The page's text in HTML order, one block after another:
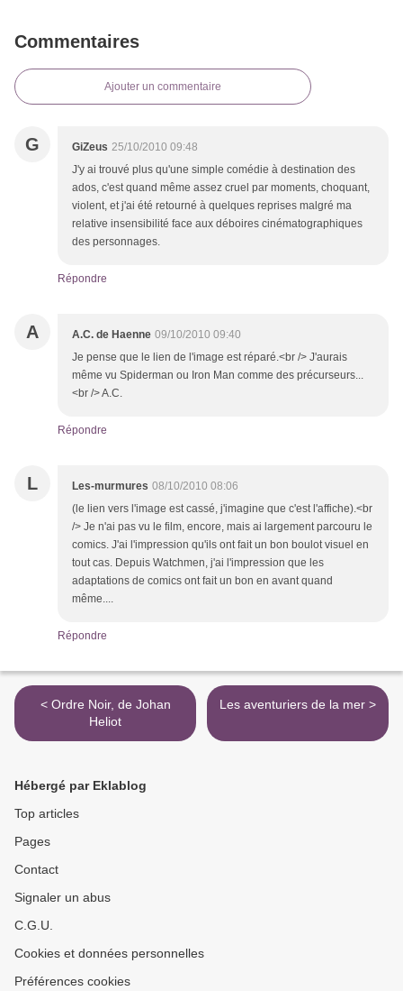
Commentaires
Ajouter un commentaire
G GiZeus 25/10/2010 09:48
J'y ai trouvé plus qu'une simple comédie à destination des
ados, c'est quand même assez cruel par moments, choquant,
violent, et j'ai été retourné à quelques reprises malgré ma
relative insensibilité face aux déboires cinématographiques
des personnages.
Répondre
A A.C. de Haenne 09/10/2010 09:40
Je pense que le lien de l'image est réparé.<br /> J'aurais
même vu Spiderman ou Iron Man comme des précurseurs...
<br /> A.C.
Répondre
L Les-murmures 08/10/2010 08:06
(le lien vers l'image est cassé, j'imagine que c'est l'affiche).<br
/> Je n'ai pas vu le film, encore, mais ai largement parcouru le
comics. J'ai l'impression qu'ils ont fait un bon boulot visuel en
tout cas. Depuis Watchmen, j'ai l'impression que les
adaptations de comics ont fait un bon en avant quand
même....
Répondre
< Ordre Noir, de Johan
Heliot
Les aventuriers de la mer >
Hébergé par Eklablog
Top articles
Pages
Contact
Signaler un abus
C.G.U.
Cookies et données personnelles
Préférences cookies